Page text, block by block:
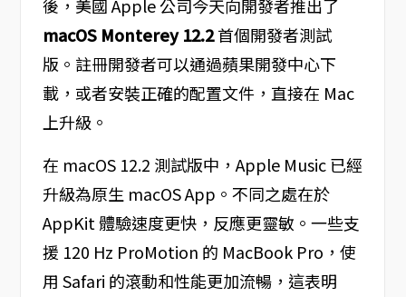
後，美國 Apple 公司今天向開發者推出了
macOS Monterey 12.2首個開發者測試
版。註冊開發者可以通過蘋果開發中心下
載，或者安裝正確的配置文件，直接在 Mac
上升級。
在 macOS 12.2 測試版中，Apple Music 已經
升級為原生 macOS App。不同之處在於
AppKit 體驗速度更快，反應更靈敏。一些支
援 120 Hz ProMotion 的 MacBook Pro，使
用 Safari 的滾動和性能更加流暢，這表明